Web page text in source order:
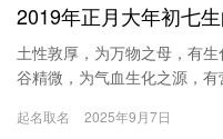
2019年正月大年初七
土性敦厚，为万物之母，有
谷精微，为气血生化之源，
大有裨…
起名取名 2025年9月7日